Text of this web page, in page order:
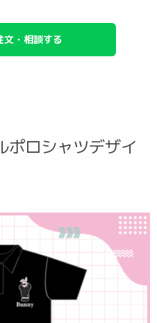
文・相談する
ポロシャツデザイ